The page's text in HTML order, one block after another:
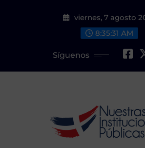
viernes, 7 agosto
8:35:32 AM
Síguenos